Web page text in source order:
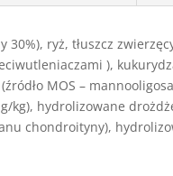
30%), ryż, tłuszcz
),
MOS –
kg), hydrolizowane
chondroityny),